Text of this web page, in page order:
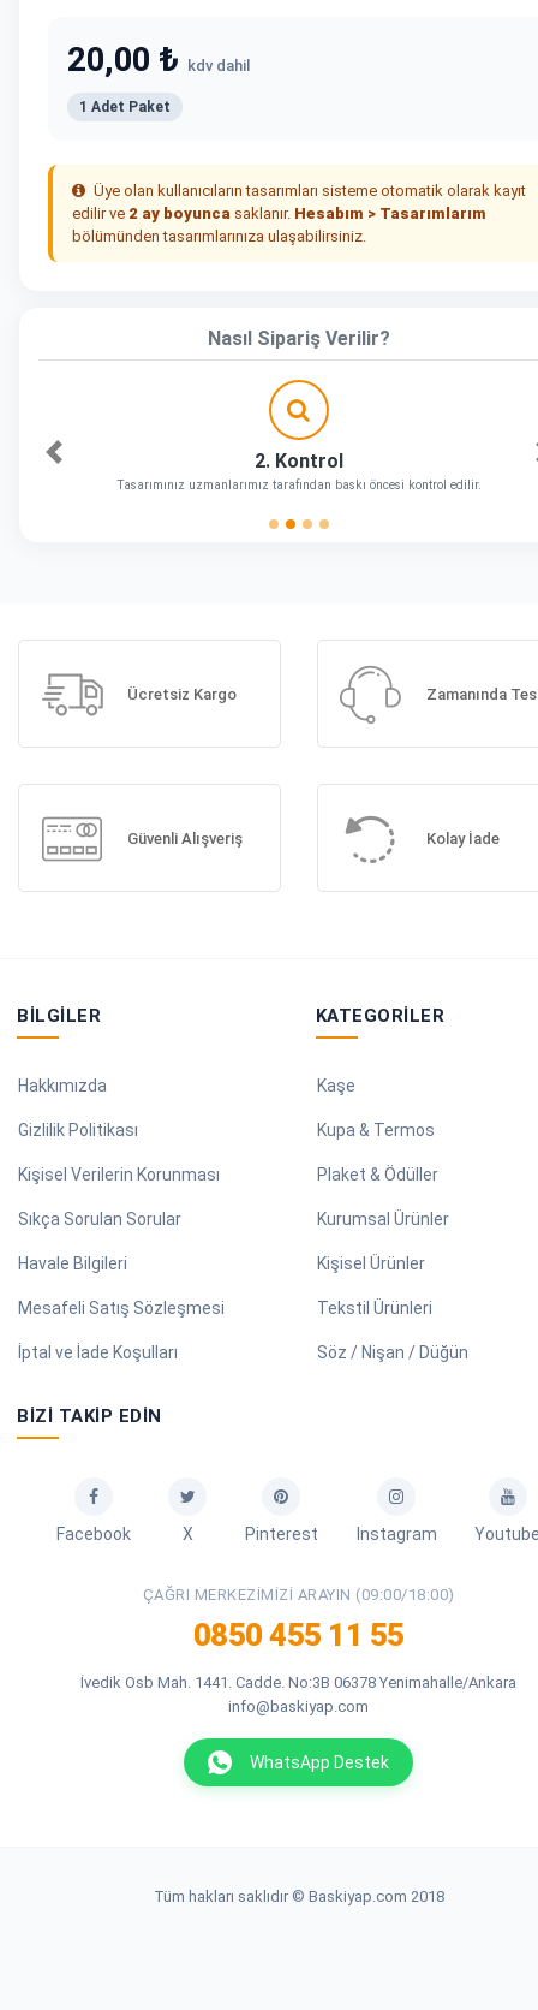
20,00 ₺ kdv dahil
1 Adet Paket
Üye olan kullanıcıların tasarımları sisteme otomatik olarak kayıt
edilir ve 2 ay boyunca saklanır. Hesabım > Tasarımlarım
bölümünden tasarımlarınıza ulaşabilirsiniz.
Nasıl Sipariş Verilir?
2. Kontrol
Tasarımınız uzmanlarımız tarafından baskı öncesi kontrol edilir.
Önceki
Ücretsiz Kargo Zamanında
Güvenli Alışveriş Kolay İade
BILGILER
Hakkımızda
Gizlilik Politikası
Kişisel Verilerin Korunması
Sıkça Sorulan Sorular
Havale Bilgileri
Mesafeli Satış Sözleşmesi
İptal ve İade Koşulları
KATEGORILER
Kaşe
Kupa & Termos
Plaket & Ödüller
Kurumsal Ürünler
Kişisel Ürünler
Tekstil Ürünleri
Söz / Nişan / Düğün
BIZI TAKIP EDIN
Facebook X Pinterest Instagram
ÇAĞRI MERKEZIMIZI ARAYIN (09:00/18:00)
0850 455 11 55
İvedik Osb Mah. 1441. Cadde. No:3B 06378 Yenimahalle/Ankara
info@baskiyap.com
WhatsApp Destek
Tüm hakları saklıdır © Baskiyap.com 2018